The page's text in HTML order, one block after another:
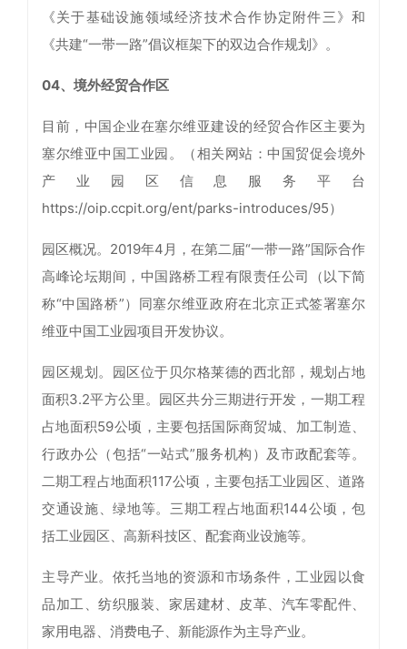
《关于基础设施领域经济技术合作协定附件三》和
《共建“一带一路”倡议框架下的双边合作规划》。
04、境外经贸合作区
目前，中国企业在塞尔维亚建设的经贸合作区主要为
塞尔维亚中国工业园。（相关网站：中国贸促会境外
产业园区信息服务平台
https://oip.ccpit.org/ent/parks-introduces/95）
园区概况。2019年4月，在第二届“一带一路”国际合作
高峰论坛期间，中国路桥工程有限责任公司（以下简
称“中国路桥”）同塞尔维亚政府在北京正式签署塞尔
维亚中国工业园项目开发协议。
园区规划。园区位于贝尔格莱德的西北部，规划占地
面积3.2平方公里。园区共分三期进行开发，一期工程
占地面积59公顷，主要包括国际商贸城、加工制造、
行政办公（包括“一站式”服务机构）及市政配套等。
二期工程占地面积117公顷，主要包括工业园区、道路
交通设施、绿地等。三期工程占地面积144公顷，包
括工业园区、高新科技区、配套商业设施等。
主导产业。依托当地的资源和市场条件，工业园以食
品加工、纺织服装、家居建材、皮革、汽车零配件、
家用电器、消费电子、新能源作为主导产业。